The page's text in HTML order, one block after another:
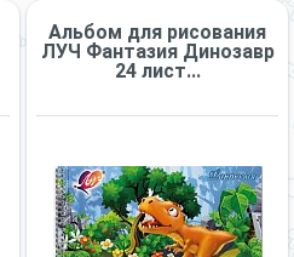
Альбом для рисования
ЛУЧ Фантазия Динозавр
24 лист...